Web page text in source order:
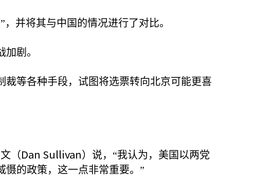
并将其与中国的情况进行了对比。
剧。
等各种手段，试图将选票转向北京可能更喜
（Dan Sullivan）说，“我认为，美国以两党
的政策，这一点非常重要。”